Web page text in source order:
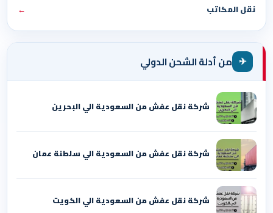
نقل المكاتب
←
✈ من أدلة الشحن الدولي
شركة نقل عفش من السعودية الي البحرين
شركة نقل عفش من السعودية الي سلطنة عمان
شركة نقل عفش من السعودية الي الكويت